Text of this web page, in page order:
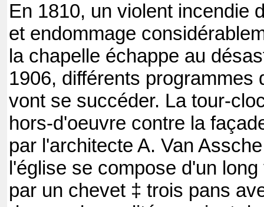
En 1810, un violent incendie
et endommage
la chapelle échappe au
1906, différents programmes
vont se succéder. La tour-
hors-d'oeuvre contre la
par l'architecte A. Van
l'église se compose d'un
par un chevet ‡ trois pans